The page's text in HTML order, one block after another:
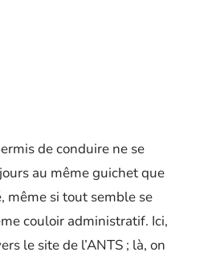
de conduire ne se
au même guichet que
même si tout semble se
couloir administratif. Ici,
le site de l’ANTS ; là, on